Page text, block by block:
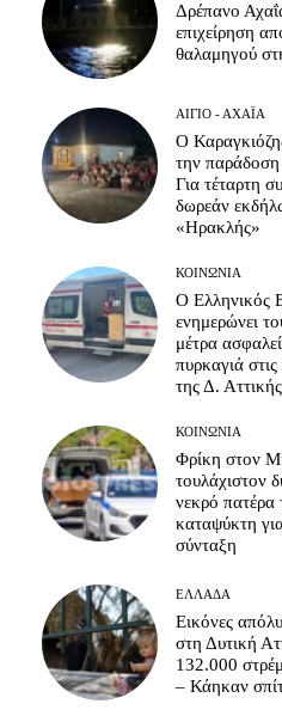
Δρέπανο
επιχείρηση
θαλαμηγού
ΑΊΓΙΟ - ΑΧΑΪ́Α
Ο
την
Για τέταρτη
δωρεάν
«Ηρακλής»
ΚΟΙΝΩΝΊΑ
Ο Ελληνικός
ενημερώνει
μέτρα
πυρκαγιά στις
της Δ. Αττικής
ΚΟΙΝΩΝΊΑ
Φρίκη στον
τουλάχιστον
νεκρό πατέρα
καταψύκτη
σύνταξη
ΕΛΛΆΔΑ
Εικόνες
στη Δυτική
132.000
– Κάηκαν